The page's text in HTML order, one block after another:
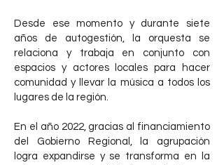
Desde ese momento y durante siete
años de autogestión, la orquesta se
relaciona y trabaja en conjunto con
espacios y actores locales para hacer
comunidad y llevar la música a todos los
lugares de la región.
En el año 2022, gracias al financiamiento
del Gobierno Regional, la agrupación
logra expandirse y se transforma en la